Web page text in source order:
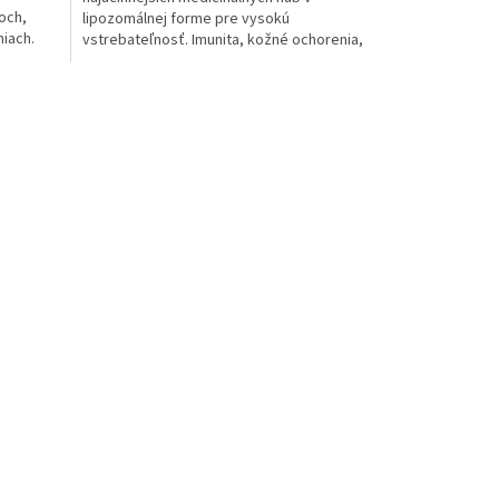
lipozomálnej forme pre vysokú
vstrebateľnosť. Imunita, kožné ochorenia,